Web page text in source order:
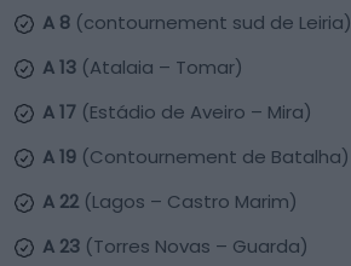
A 8 (contournement sud de Leiria)
A 13 (Atalaia – Tomar)
A 17 (Estádio de Aveiro – Mira)
A 19 (Contournement de Batalha)
A 22 (Lagos – Castro Marim)
A 23 (Torres Novas – Guarda)